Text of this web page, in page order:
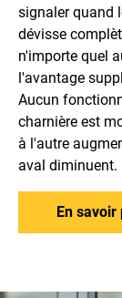
signaler quand
dévisse
n'importe quel
l'avantage
Aucun
charnière est
à l'autre
aval diminuent.
En savoir